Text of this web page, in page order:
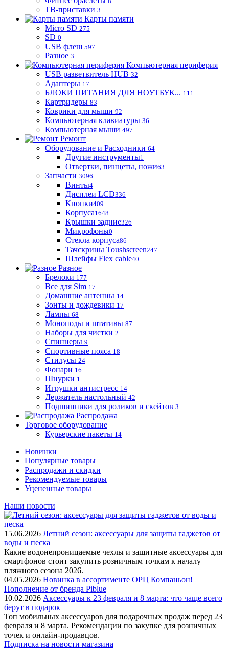
ТВ-приставки 3
Карты памяти
Micro SD 275
SD 0
USB флеш 597
Разное 3
Компьютерная периферия
USB разветвитель HUB 32
Адаптеры 17
БЛОКИ ПИТАНИЯ ДЛЯ НОУТБУК... 111
Картридеры 83
Коврики для мыши 92
Компьютерная клавиатуры 36
Компьютерная мыши 497
Ремонт
Оборудование и Расходники 64
Другие инструменты1
Отвертки, пинцеты, ножи63
Запчасти 3096
Винты4
Дисплеи LCD336
Кнопки409
Корпуса1648
Крышки задние326
Микрофоны0
Стекла корпуса86
Тачскрины Toushscreen247
Шлейфы Flex cable40
Разное
Брелоки 177
Все для Sim 17
Домашние антенны 14
Зонты и дождевики 17
Лампы 68
Моноподы и штативы 87
Наборы для чистки 2
Спиннеры 9
Спортивные пояса 18
Стилусы 24
Фонари 16
Шнурки 1
Игрушки антистресс 14
Держатель настольный 42
Подшипники для роликов и скейтов 3
Распродажа
Торговое оборудование
Курьерские пакеты 14
Новинки
Популярные товары
Распродажи и скидки
Рекомендуемые товары
Уцененные товары
Наши новости
15.06.2026 Летний сезон: аксессуары для защиты гаджетов от
воды и песка
Какие водонепроницаемые чехлы и защитные аксессуары для
смартфонов стоит закупить розничным точкам к началу
пляжного сезона 2026.
04.05.2026 Новинка в ассортименте OРЦ Компаньон!
Пополнение от бренда Piblue
10.02.2026 Аксессуары к 23 февраля и 8 марта: что чаще всего
берут в подарок
Топ мобильных аксессуаров для подарочных продаж перед 23
февраля и 8 марта. Рекомендации по закупке для розничных
точек и онлайн-продавцов.
Подписка на новости магазина